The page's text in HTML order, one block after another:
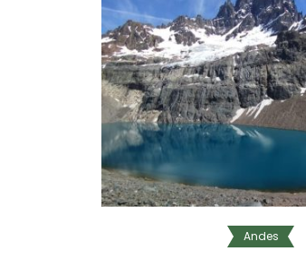
Andes